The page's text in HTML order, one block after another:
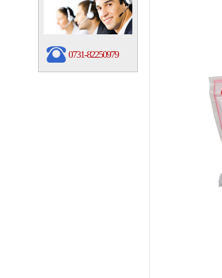
0731-82250979